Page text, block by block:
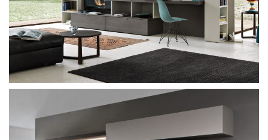
Sangiacomo Panorama